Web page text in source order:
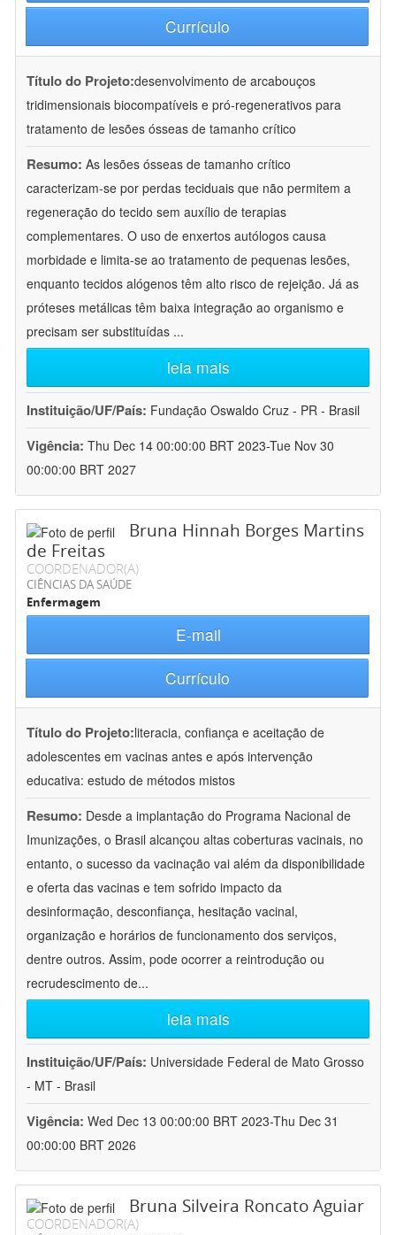
Currículo
Título do Projeto:desenvolvimento de arcabouços
tridimensionais biocompatíveis e pró-regenerativos para
tratamento de lesões ósseas de tamanho crítico
Resumo: As lesões ósseas de tamanho crítico
caracterizam-se por perdas teciduais que não permitem a
regeneração do tecido sem auxílio de terapias
complementares. O uso de enxertos autólogos causa
morbidade e limita-se ao tratamento de pequenas lesões,
enquanto tecidos alógenos têm alto risco de rejeição. Já as
próteses metálicas têm baixa integração ao organismo e
precisam ser substituídas ...
leia mais
Instituição/UF/País: Fundação Oswaldo Cruz - PR - Brasil
Vigência: Thu Dec 14 00:00:00 BRT 2023-Tue Nov 30
00:00:00 BRT 2027
Bruna Hinnah Borges Martins
de Freitas
COORDENADOR(A)
CIÊNCIAS DA SAÚDE
Enfermagem
E-mail
Currículo
Título do Projeto:literacia, confiança e aceitação de
adolescentes em vacinas antes e após intervenção
educativa: estudo de métodos mistos
Resumo: Desde a implantação do Programa Nacional de
Imunizações, o Brasil alcançou altas coberturas vacinais, no
entanto, o sucesso da vacinação vai além da disponibilidade
e oferta das vacinas e tem sofrido impacto da
desinformação, desconfiança, hesitação vacinal,
organização e horários de funcionamento dos serviços,
dentre outros. Assim, pode ocorrer a reintrodução ou
recrudescimento de...
leia mais
Instituição/UF/País: Universidade Federal de Mato Grosso
- MT - Brasil
Vigência: Wed Dec 13 00:00:00 BRT 2023-Thu Dec 31
00:00:00 BRT 2026
Bruna Silveira Roncato Aguiar
COORDENADOR(A)